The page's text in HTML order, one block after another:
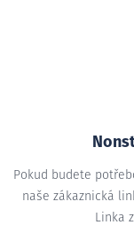
Pokud budete
naše zákaznická
Linka